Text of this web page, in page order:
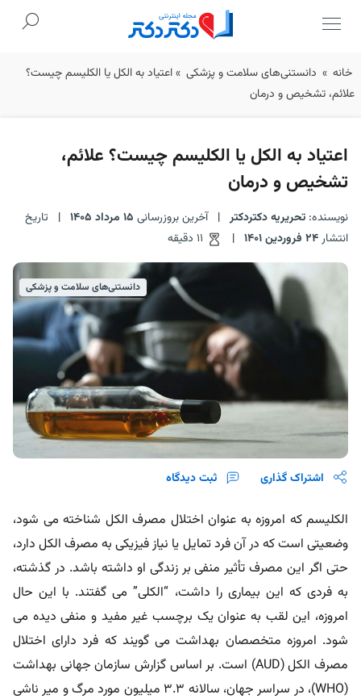
Skip
to
content
خانه » دانستنی‌‌های سلامت و پزشکی »اعتیاد به الکل یا الکلیسم چیست؟
علائم، تشخیص و درمان
اعتیاد به الکل یا الکلیسم چیست؟ علائم،
تشخیص و درمان
نویسنده: تحریریه دکتردکتر | آخرین بروزرسانی 15 مرداد 1405 |
تاریخ
انتشار24 فروردین 1401 |
دانستنی‌‌های سلامت و پزشکی
اشتراک گذاری ثبت دیدگاه
الکلیسم که امروزه به عنوان اختلال مصرف الکل شناخته می شود،
وضعیتی است که در آن فرد تمایل یا نیاز فیزیکی به مصرف الکل دارد،
حتی اگر این مصرف تأثیر منفی بر زندگی او داشته باشد. در گذشته،
به فردی که این بیماری را داشت، “الکلی” می گفتند. با این حال
امروزه، این لقب به عنوان یک برچسب غیر مفید و منفی دیده می
شود. امروزه متخصصان بهداشت می گویند که فرد دارای اختلال
مصرف الکل (AUD) است. بر اساس گزارش سازمان جهانی بهداشت
(WHO)، در سراسر جهان، سالانه 3.3 میلیون مورد مرگ و میر ناشی